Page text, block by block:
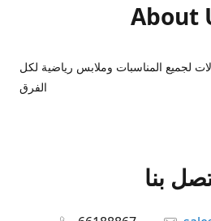
About
المناسبات وملابس رياضية لكل
الفرق
بنا